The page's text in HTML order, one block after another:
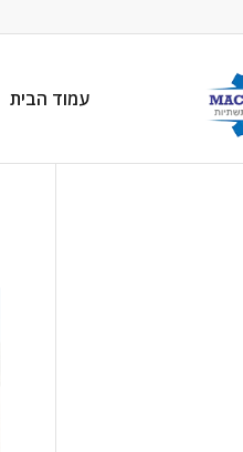
עמוד הבית